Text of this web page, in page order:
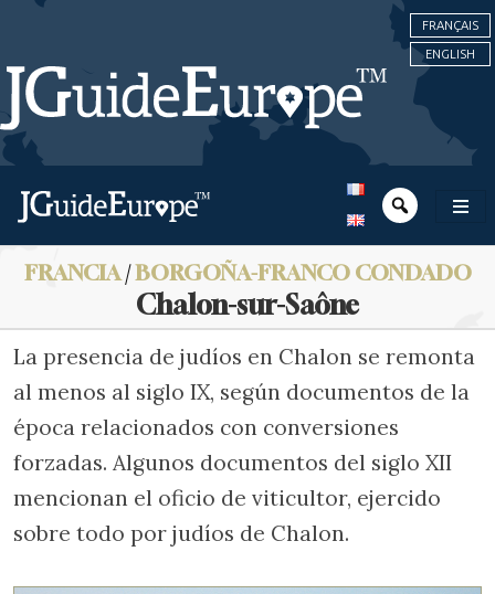
FRANÇAIS
ENGLISH
FRANCIA/BORGOÑA-FRANCO CONDADO
Chalon-sur-Saône
La presencia de judíos en Chalon se remonta
al menos al siglo IX, según documentos de la
época relacionados con conversiones
forzadas. Algunos documentos del siglo XII
mencionan el oficio de viticultor, ejercido
sobre todo por judíos de Chalon.